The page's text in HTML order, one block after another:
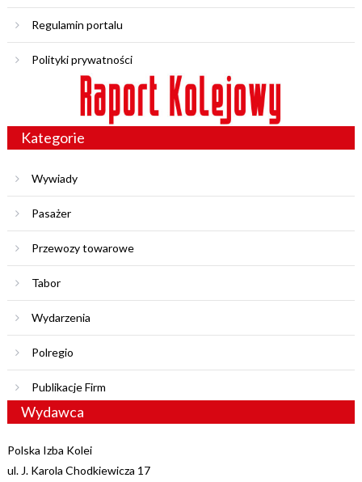
Regulamin portalu
Polityki prywatności
Kategorie
Wywiady
Pasażer
Przewozy towarowe
Tabor
Wydarzenia
Polregio
Publikacje Firm
Wydawca
Polska Izba Kolei
ul. J. Karola Chodkiewicza 17